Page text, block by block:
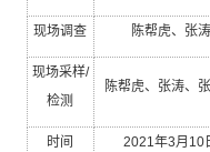
现场调查 陈帮虎、张涛
现场采样/
检测
陈帮虎、张涛、
时间 2021年3月 10